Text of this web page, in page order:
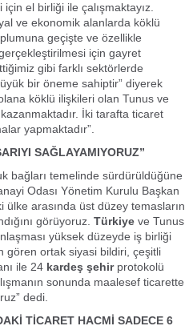
el birliği ile çalışmaktayız.
ve ekonomik alanlarda köklü
geçişte ve özellikle
için gayret
gibi farklı sektörlerde
bir öneme sahiptir” diyerek
köklü ilişkileri olan Tunus ve
İki tarafta ticaret
yapmaktadır”.
SAĞLAYAMIYORUZ”
bağları temelinde sürdürüldüğüne
Odası Yönetim Kurulu Başkan
ülke arasında üst düzey temasların
görüyoruz. Türkiye ve Tunus
yüksek düzeyde iş birliği
gören ortak siyasi bildiri, çeşitli
ile 24 kardeş şehirprotokolü
sonunda maalesef ticarette
dedi.
TİCARET HACMİ SADECE 6